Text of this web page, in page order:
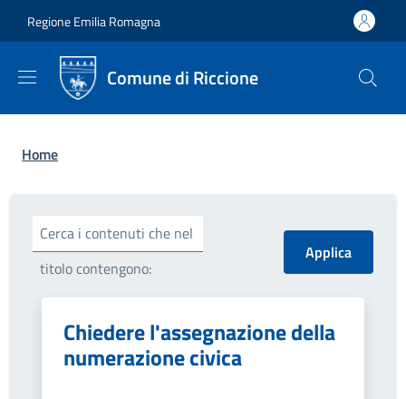
Regione Emilia Romagna
Comune di Riccione
Briciole di pane
Home
Cerca i contenuti che nel
titolo contengono:
Chiedere l'assegnazione della
numerazione civica